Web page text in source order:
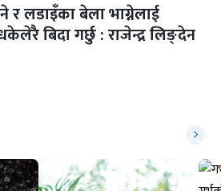
लडाइँका बेला भाग्नेलाई
धकेलेरै बिदा गर्छु : राजेन्द्र लिङ्देन